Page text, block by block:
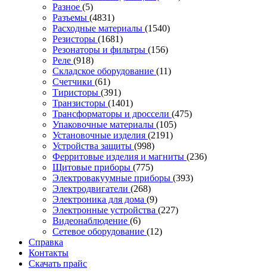
Разное (5)
Разъемы (4831)
Расходные материалы (1540)
Резисторы (1681)
Резонаторы и фильтры (156)
Реле (918)
Складское оборудование (11)
Счетчики (61)
Тиристоры (391)
Транзисторы (1401)
Трансформаторы и дроссели (475)
Упаковочные материалы (105)
Установочные изделия (2191)
Устройства защиты (998)
Ферритовые изделия и магниты (236)
Щитовые приборы (775)
Электровакуумные приборы (393)
Электродвигатели (268)
Электроника для дома (9)
Электронные устройства (227)
Видеонаблюдение (6)
Сетевое оборудование (12)
Справка
Контакты
Скачать прайс